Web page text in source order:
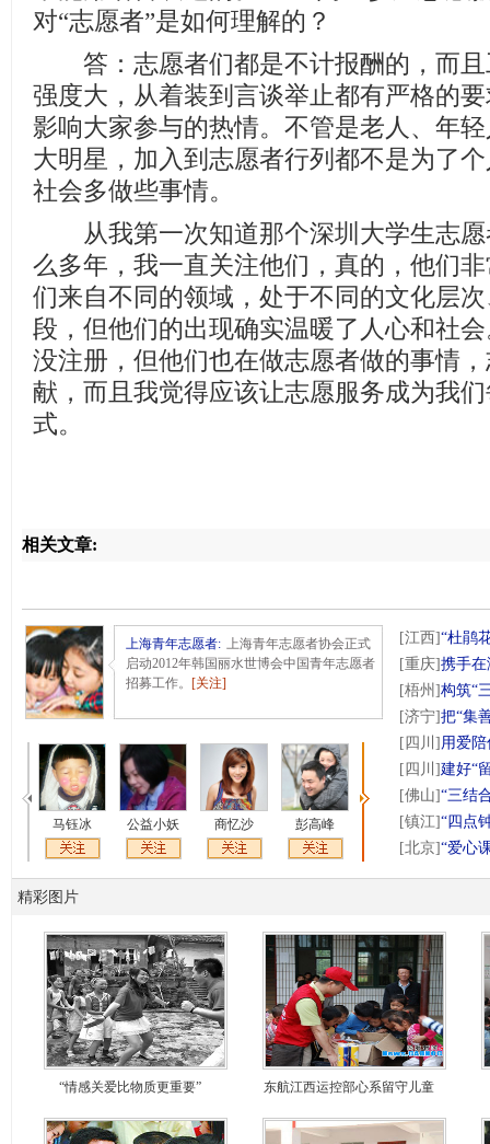
对“志愿者”是如何理解的？
答：志愿者们都是不计报酬的，而且
强度大，从着装到言谈举止都有严格的
影响大家参与的热情。不管是老人、年
大明星，加入到志愿者行列都不是为了
社会多做些事情。
从我第一次知道那个深圳大学生志愿
么多年，我一直关注他们，真的，他们
们来自不同的领域，处于不同的文化层
段，但他们的出现确实温暖了人心和社
没注册，但他们也在做志愿者做的事情
献，而且我觉得应该让志愿服务成为我
式。
相关文章:
上海青年志愿者: 上海青年志愿者协会正式
启动2012年韩国丽水世博会中国青年志愿者
招募工作。 [关注]
马钰冰 公益小妖 商忆沙 彭高峰 张群
[江西]“杜鹃
[重庆]携手在
[梧州]构筑“
[济宁]把“集
[四川] 用爱
[四川]建好“
[佛山]“三结
[镇江]“四点
[北京]“爱心
精彩图片
“情感关爱比物质更重要” 东航江西运控部心系留守儿童